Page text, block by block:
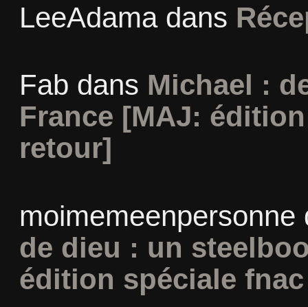
LeeAdamadans
Fab dans Michael :
France [MAJ:
retour]
moimemeenpersonne
de dieu : un
édition spéciale